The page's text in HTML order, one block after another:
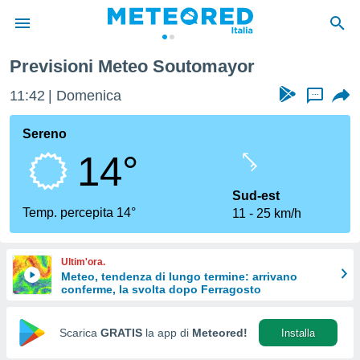
di
per
le
di
Web
Previsioni Meteo Soutomayor
11:42 Domenica ...
Sereno
14°
Temp. percepita 14°
Sud-est
11
25 km/h
Ultim'ora.
Meteo, tendenza di lungo termine: arrivano
conferme, la svolta dopo Ferragosto
Scarica GRATIS la app di Meteored! Installa